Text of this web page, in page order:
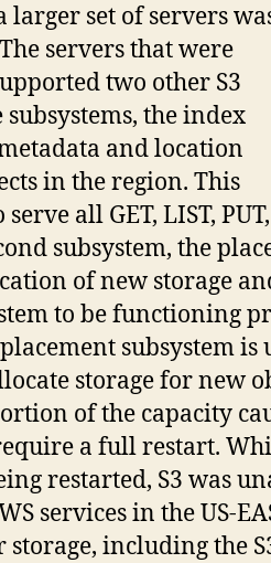
set of servers
servers that were
two other S3
subsystems, the index
and location
in the region. This
all GET, LIST,
subsystem, the
of new storage
to be functioning
subsystem is
storage for new
of the capacity
a full restart.
restarted, S3 was
services in the US-
including the